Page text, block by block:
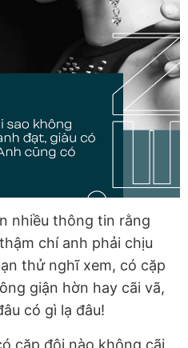
nhiều thông tin rằng
chí anh phải chịu
thử nghĩ xem, có cặp
giận hờn hay cãi vã,
có gì lạ đâu!